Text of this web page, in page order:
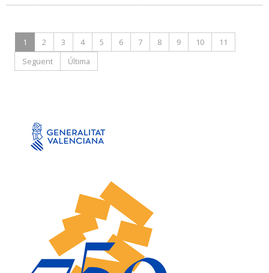
1 2 3 4 5 6 7 8 9 10
11
Següent
Última